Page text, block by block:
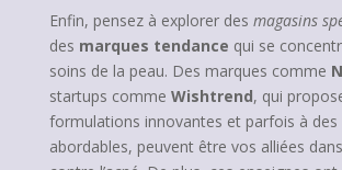
Enfin, pensez à explorer des magasins
des marques tendance qui se
soins de la peau. Des marques comme
startups comme Wishtrend, qui
formulations innovantes et parfois à des
abordables, peuvent être vos alliées